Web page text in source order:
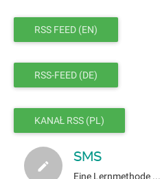
RSS FEED (EN)
RSS-FEED (DE)
KANAŁ RSS (PL)
SMS
Eine Lernmethode ...